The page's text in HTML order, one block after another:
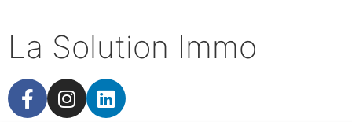
La Solution Immo